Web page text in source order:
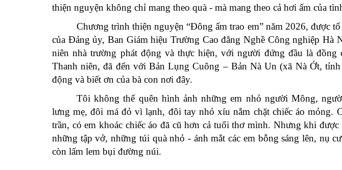
thiện nguyện không chỉ mang theo quà - mà mang theo cả hơi ấm của
Chương trình thiện nguyện “Đông ấm trao em” năm 2026, được
của Đảng ủy, Ban Giám hiệu Trường Cao đẳng Nghề Công nghiệp Hà
niên nhà trường phát động và thực hiện, với người đứng đầu là
Thanh niên, đã đến với Bản Lụng Cuông – Bản Nà Un (xã Nà Ớt,
động và biết ơn của bà con nơi đây.
Tôi không thể quên hình ảnh những em nhỏ người Mông,
lưng mẹ, đôi má đỏ vì lạnh, đôi tay nhỏ xíu nắm chặt chiếc áo mỏng.
trần, có em khoác chiếc áo đã cũ hơn cả tuổi thơ mình. Nhưng khi
những tập vở, những túi quà nhỏ - ánh mắt các em bỗng sáng lên, nụ
còn lấm lem bụi đường núi.